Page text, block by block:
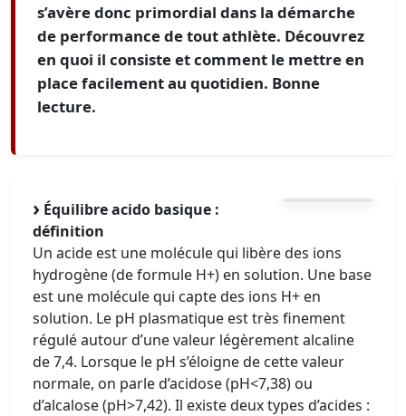
s’avère donc primordial dans la démarche
de performance de tout athlète. Découvrez
en quoi il consiste et comment le mettre en
place facilement au quotidien. Bonne
lecture.
Équilibre acido basique :
définition
Un acide est une molécule qui libère des ions
hydrogène (de formule H+) en solution. Une base
est une molécule qui capte des ions H+ en
solution. Le pH plasmatique est très finement
régulé autour d’une valeur légèrement alcaline
de 7,4. Lorsque le pH s’éloigne de cette valeur
normale, on parle d’acidose (pH<7,38) ou
d’alcalose (pH>7,42). Il existe deux types d’acides :